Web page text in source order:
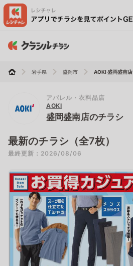
岩手県 盛岡市 AOKI 盛岡盛南店
アパレル・衣料品店
AOKI
盛岡盛南店のチラシ
最新のチラシ（全7枚）
最終更新：2026/08/06